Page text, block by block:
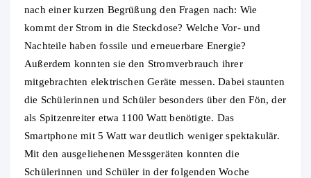
nach einer kurzen Begrüßung den Fragen nach: Wie
kommt der Strom in die Steckdose? Welche Vor- und
Nachteile haben fossile und erneuerbare Energie?
Außerdem konnten sie den Stromverbrauch ihrer
mitgebrachten elektrischen Geräte messen. Dabei staunten
die Schülerinnen und Schüler besonders über den Fön, der
als Spitzenreiter etwa 1100 Watt benötigte. Das
Smartphone mit 5 Watt war deutlich weniger spektakulär.
Mit den ausgeliehenen Messgeräten konnten die
Schülerinnen und Schüler in der folgenden Woche